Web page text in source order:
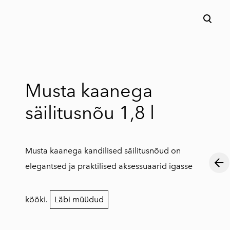
Musta kaanega
säilitusnõu 1,8 l
Musta kaanega kandilised säilitusnõud on
elegantsed ja praktilised aksessuaarid igasse
kööki. Läbi müüdud